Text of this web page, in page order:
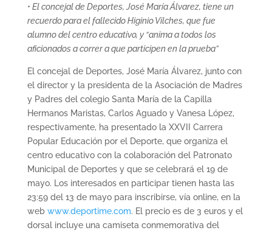
• El concejal de Deportes, José María Álvarez, tiene un
recuerdo para el fallecido Higinio Vilches, que fue
alumno del centro educativo, y “anima a todos los
aficionados a correr a que participen en la prueba”
El concejal de Deportes, José María Álvarez, junto con
el director y la presidenta de la Asociación de Madres
y Padres del colegio Santa María de la Capilla
Hermanos Maristas, Carlos Aguado y Vanesa López,
respectivamente, ha presentado la XXVII Carrera
Popular Educación por el Deporte, que organiza el
centro educativo con la colaboración del Patronato
Municipal de Deportes y que se celebrará el 19 de
mayo. Los interesados en participar tienen hasta las
23:59 del 13 de mayo para inscribirse, vía online, en la
web www.deportime.com. El precio es de 3 euros y el
dorsal incluye una camiseta conmemorativa del